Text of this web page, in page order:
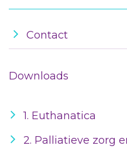
Contact
Downloads
1. Euthanatica
2. Palliatieve zorg